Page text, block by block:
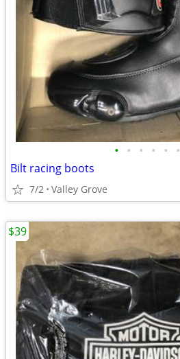
• • • • • •
Bilt racing boots
7/2 Valley Grove
$39